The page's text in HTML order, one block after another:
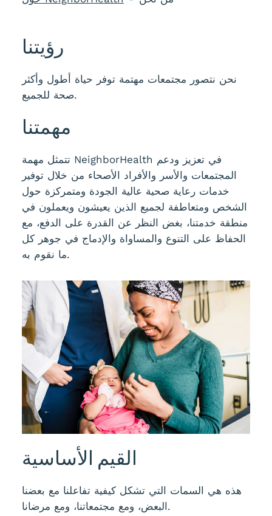
رؤيتنا
نحن نتصور مجتمعات مهتمة توفر حياة أطول وأكثر
صحة للجميع.
مهمتنا
تتمثل مهمة NeighborHealth في تعزيز ودعم
المجتمعات والأسر والأفراد الأصحاء من خلال توفير
خدمات رعاية صحية عالية الجودة ومتمركزة حول
الشخص ومتعاطفة لجميع الذين يعيشون ويعملون في
منطقة خدمتنا، بغض النظر عن القدرة على الدفع، مع
الحفاظ على التنوع والمساواة والإدماج في جوهر كل
ما نقوم به.
القيم الأساسية
هذه هي السمات التي تشكل كيفية تفاعلنا مع بعضنا
البعض، ومع مجتمعاتنا، ومع مرضانا.